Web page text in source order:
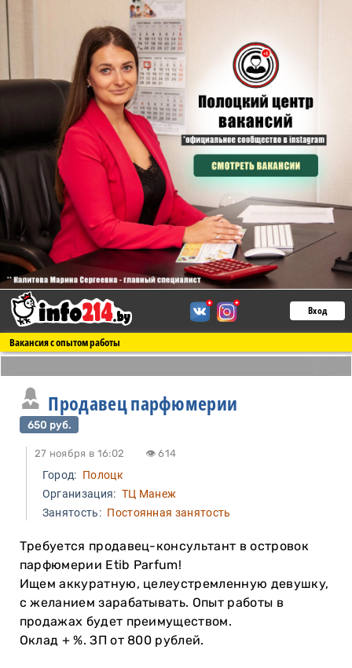
Вход
Вакансия с опытом работы
Продавец парфюмерии
650 руб.
27 ноября в 16:02 👁 614
Город: Полоцк
Организация: ТЦ Манеж
Занятость:Постоянная занятость
Требуется продавец-консультант в островок
парфюмерии Etib Parfum!
Ищем аккуратную, целеустремленную девушку,
с желанием зарабатывать. Опыт работы в
продажах будет преимуществом.
Оклад + %. ЗП от 800 рублей.